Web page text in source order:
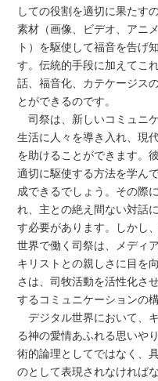
しての役割を適切に果たす
素材（画像、ビデオ、アニ
ト）を駆使して福音を告げ
す。伝統的手段に加えてこ
話、福音化、カテケージス
とができるのです。
司祭は、新しいコミュニ
生活に人々を導き入れ、現
を助けることができます。
適切に駆使する方法を学ん
成できるでしょう。その際
れ、主との絶え間ない対話
す必要があります。しかし
世界で働く司祭は、メディ
キリストとの親しさに目を
さは、司牧活動を活性化さ
するコミュニケーションの
デジタル世界において、
る神の愛情あふれる思いや
術的論理としてではなく、
のとして表現されなければ